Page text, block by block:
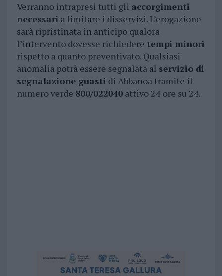
Verranno intrapresi tutti gli accorgimenti
necessari a limitare i disservizi. L’erogazione
sarà ripristinata in anticipo qualora
l’intervento dovesse richiedere tempi minori
rispetto a quanto preventivato. Qualsiasi
anomalia potrà essere segnalata al servizio di
segnalazione guasti di Abbanoa tramite il
numero verde 800/022040attivo 24 ore su 24.